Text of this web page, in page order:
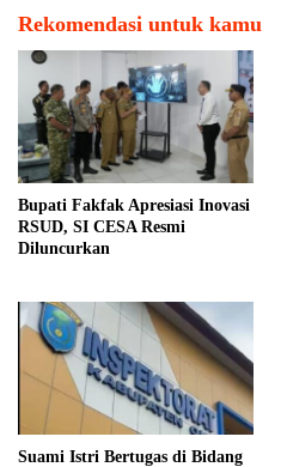
Rekomendasi untuk kamu
Bupati Fakfak Apresiasi Inovasi
RSUD, SI CESA Resmi
Diluncurkan
Suami Istri Bertugas di Bidang